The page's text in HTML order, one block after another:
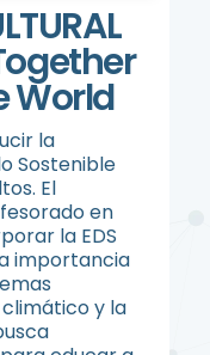
World
la
Sostenible
El
en
la EDS
importancia
y la